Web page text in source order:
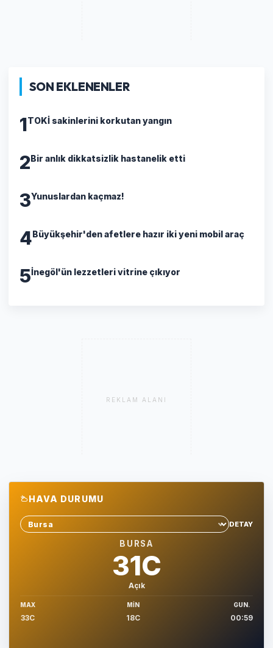
SON EKLENENLER
1TOKİ sakinlerini korkutan yangın
2Bir anlık dikkatsizlik hastanelik etti
3Yunuslardan kaçmaz!
4Büyükşehir'den afetlere hazır iki yeni mobil araç
5İnegöl'ün lezzetleri vitrine çıkıyor
REKLAM ALANI
HAVA DURUMU
Sehir sec
DETAY
BURSA
31C
Açık
MAX
33C
MIN
18C
GUN.
00:59